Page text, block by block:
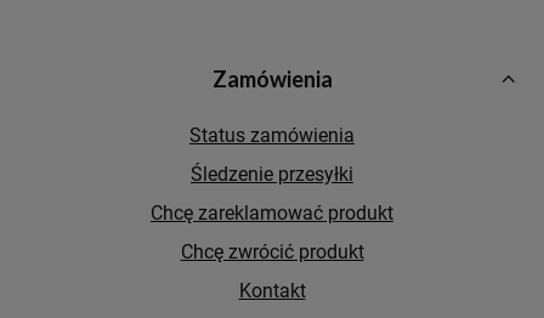
Zamówienia
Status zamówienia
Śledzenie przesyłki
Chcę zareklamować produkt
Chcę zwrócić produkt
Kontakt